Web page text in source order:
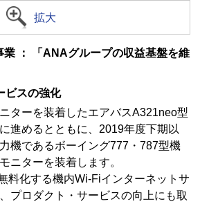
拡大
： 「ANAグループの収益基盤を維
ビスの強化
ターを装着したエアバスA321neo型
進めるとともに、2019年度下期以
機であるボーイング777・787型機
ニターを装着します。
料化する機内Wi-Fiインターネットサ
プロダクト・サービスの向上にも取